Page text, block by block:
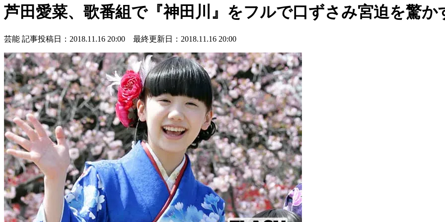
芦田愛菜、歌番組で『神田川』をフルで口ずさみ宮迫を驚か
芸能 記事投稿日：2018.11.16 20:00 最終更新日：2018.11.16 20:00